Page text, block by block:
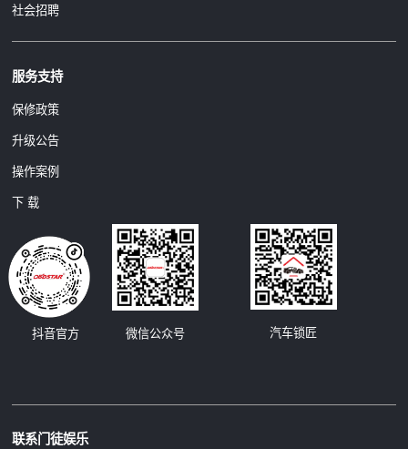
社会招聘
服务支持
保修政策
升级公告
操作案例
下 载
微信公众号
抖音官方 汽车锁匠
联系门徒娱乐